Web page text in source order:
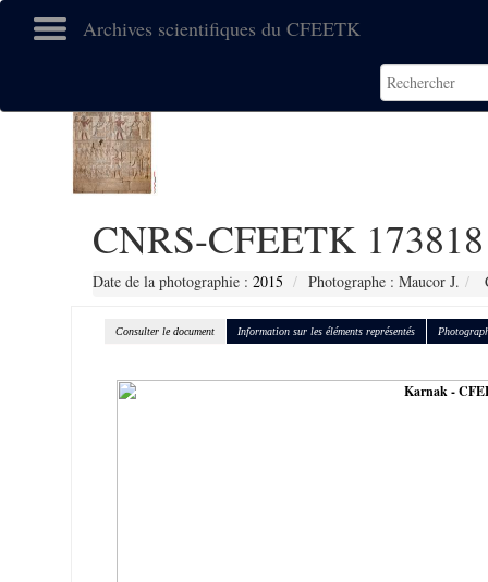
Archives scientifiques du CFEETK
CNRS-CFEETK 173818
Date de la photographie : 2015 Photographe : Maucor J.
Consulter le document Information sur les éléments représentés